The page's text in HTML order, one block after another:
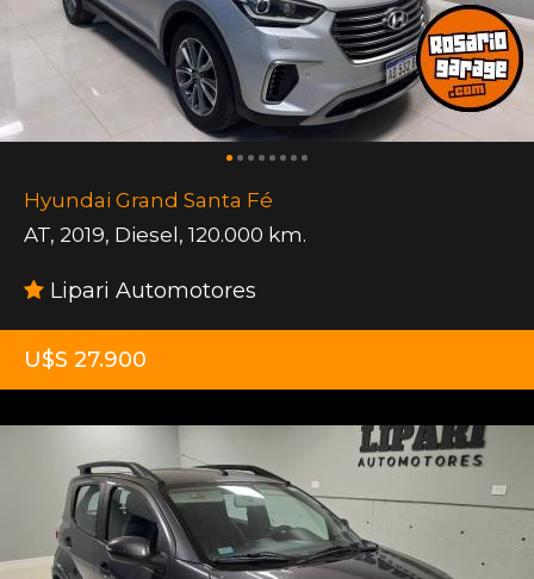
Hyundai Grand Santa Fé
AT, 2019, Diesel, 120.000 km.
Lipari Automotores
U$S 27.900